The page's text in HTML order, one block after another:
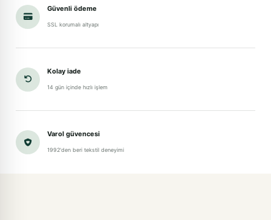
Güvenli ödeme
SSL korumalı altyapı
Kolay iade
14 gün içinde hızlı işlem
Varol güvencesi
1992'den beri tekstil deneyimi